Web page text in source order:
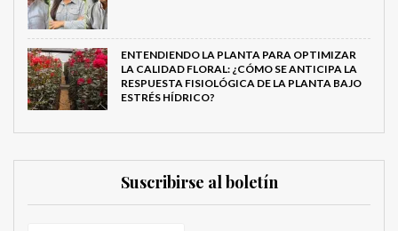
ENTENDIENDO LA PLANTA PARA OPTIMIZAR
LA CALIDAD FLORAL: ¿CÓMO SE ANTICIPA LA
RESPUESTA FISIOLÓGICA DE LA PLANTA BAJO
ESTRÉS HÍDRICO?
Suscribirse al boletín